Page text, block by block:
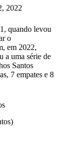
2022
quando levou
o
em 2022,
a uma série de
Santos
7 empates e 8